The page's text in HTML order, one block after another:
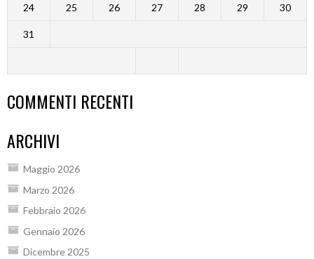
24 25 26 27 28 29 30
31
COMMENTI RECENTI
ARCHIVI
Maggio 2026
Marzo 2026
Febbraio 2026
Gennaio 2026
Dicembre 2025